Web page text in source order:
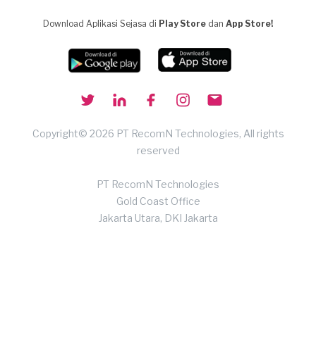
Download Aplikasi Sejasa di Play Store dan App Store!
Copyright© 2026 PT RecomN Technologies, All rights
reserved
PT RecomN Technologies
Gold Coast Office
Jakarta Utara, DKI Jakarta